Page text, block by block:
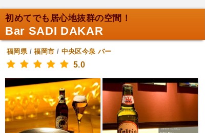
初めてでも居心地抜群の空間！
Bar SADI DAKAR
福岡県/福岡市 / 中央区今泉 バー
5.0